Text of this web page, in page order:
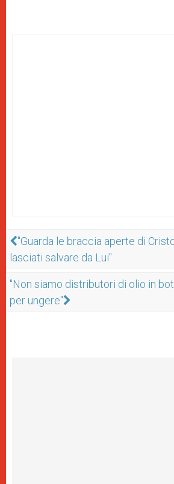
"Guarda le braccia aperte di
lasciati salvare da Lui"
"Non siamo distributori di olio in
per ungere"